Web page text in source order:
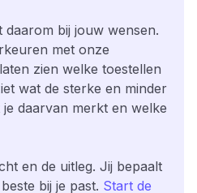
bij jouw wensen.
met onze
zien welke toestellen
wat de sterke en minder
daarvan merkt en welke
en de uitleg. Jij bepaalt
bij je past. Start de